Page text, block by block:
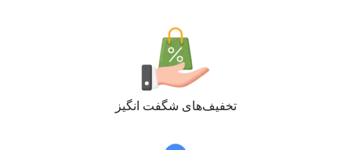
تخفیف‌های شگفت انگیز